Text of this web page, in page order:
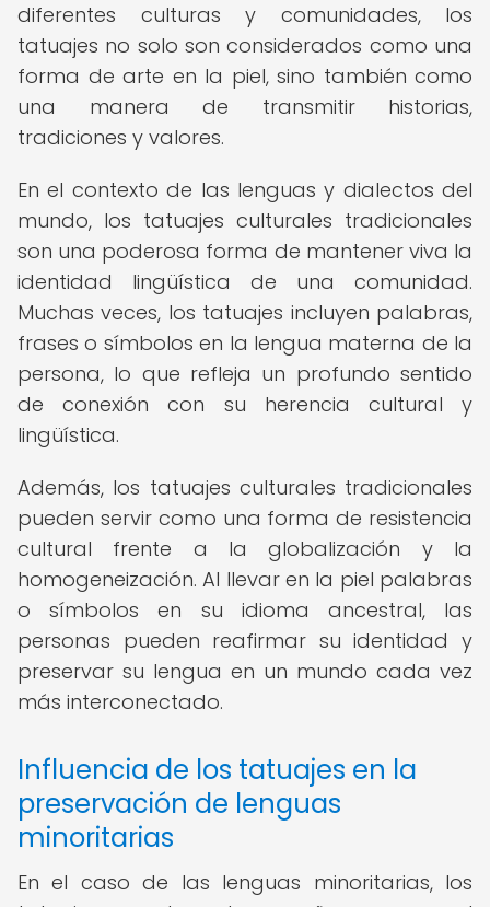
diferentes culturas y comunidades, los
tatuajes no solo son considerados como una
forma de arte en la piel, sino también como
una manera de transmitir historias,
tradiciones y valores.
En el contexto de las lenguas y dialectos del
mundo, los tatuajes culturales tradicionales
son una poderosa forma de mantener viva la
identidad lingüística de una comunidad.
Muchas veces, los tatuajes incluyen palabras,
frases o símbolos en la lengua materna de la
persona, lo que refleja un profundo sentido
de conexión con su herencia cultural y
lingüística.
Además, los tatuajes culturales tradicionales
pueden servir como una forma de resistencia
cultural frente a la globalización y la
homogeneización. Al llevar en la piel palabras
o símbolos en su idioma ancestral, las
personas pueden reafirmar su identidad y
preservar su lengua en un mundo cada vez
más interconectado.
Influencia de los tatuajes en la
preservación de lenguas
minoritarias
En el caso de las lenguas minoritarias, los